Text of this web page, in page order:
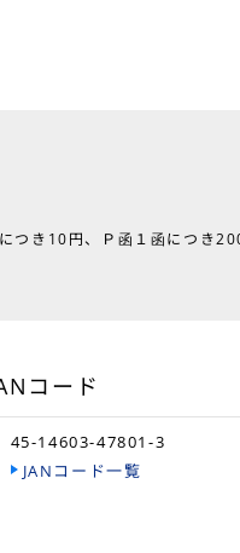
つき10円、Ｐ函１函につき
コード
45-14603-47801-3
JANコード一覧